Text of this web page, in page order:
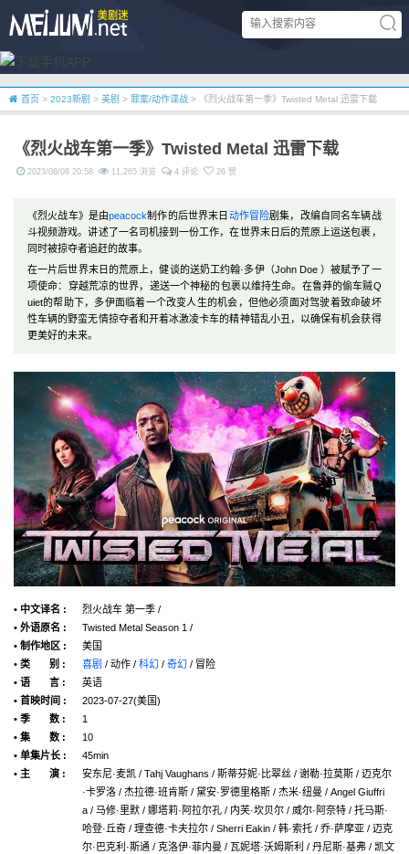
首页 > 2023新剧 > 美剧 > 罪案/动作谍战 > 《烈火战车第一季》Twisted Metal 迅雷下载
《烈火战车第一季》Twisted Metal 迅雷下载
2023/08/08 20:58 11,265 浏览 4 评论 26 赞
《烈火战车》是由peacock制作的后世界末日 动作冒险剧集，改编自同名车辆战
斗视频游戏。讲述了一名司机接到一份工作，在世界末日后的荒原上运送包裹，
同时被掠夺者追赶的故事。
在一片后世界末日的荒原上，健谈的送奶工约翰·多伊（John Doe ）被赋予了一
项使命：穿越荒凉的世界，递送一个神秘的包裹以维持生命。在鲁莽的偷车贼Q
uiet的帮助下，多伊面临着一个改变人生的机会，但他必须面对驾驶着致命破坏
性车辆的野蛮无情掠夺者和开着冰激凌卡车的精神错乱小丑，以确保有机会获得
更美好的未来。
• 中文译名 :
烈火战车 第一季 /
• 外语原名 :
Twisted Metal Season 1 /
• 制作地区 :
美国
• 类 别 :
喜剧 / 动作 / 科幻 / 奇幻 / 冒险
• 语 言 :
英语
• 首映时间 :
2023-07-27(美国)
• 季 数 :
1
• 集 数 :
10
• 单集片长 :
45min
• 主 演 :
安东尼·麦凯 / Tahj Vaughans / 斯蒂芬妮·比翠丝 / 谢勒·拉莫斯 / 迈克尔
·卡罗洛 / 杰拉德·班肯斯 / 黛安·罗德里格斯 / 杰米·纽曼 / Angel Giuffri
a / 马修·里默 / 娜塔莉·阿拉尔孔 / 内芙·坎贝尔 / 威尔·阿奈特 / 托马斯·
哈登·丘奇 / 理查德·卡夫拉尔 / Sherri Eakin / 韩·索托 / 乔·萨摩亚 / 迈克
尔·巴克利·斯通 / 克洛伊·菲内曼 / 瓦妮塔·沃姆斯利 / 丹尼斯·基弗 / 凯文